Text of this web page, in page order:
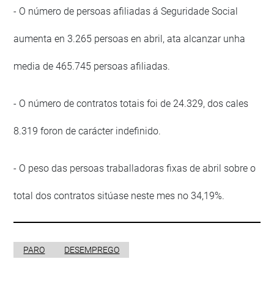
- O número de persoas afiliadas á Seguridade Social
aumenta en 3.265 persoas en abril, ata alcanzar unha
media de 465.745 persoas afiliadas.
- O número de contratos totais foi de 24.329, dos cales
8.319 foron de carácter indefinido.
- O peso das persoas traballadoras fixas de abril sobre o
total dos contratos sitúase neste mes no 34,19%.
PARO DESEMPREGO